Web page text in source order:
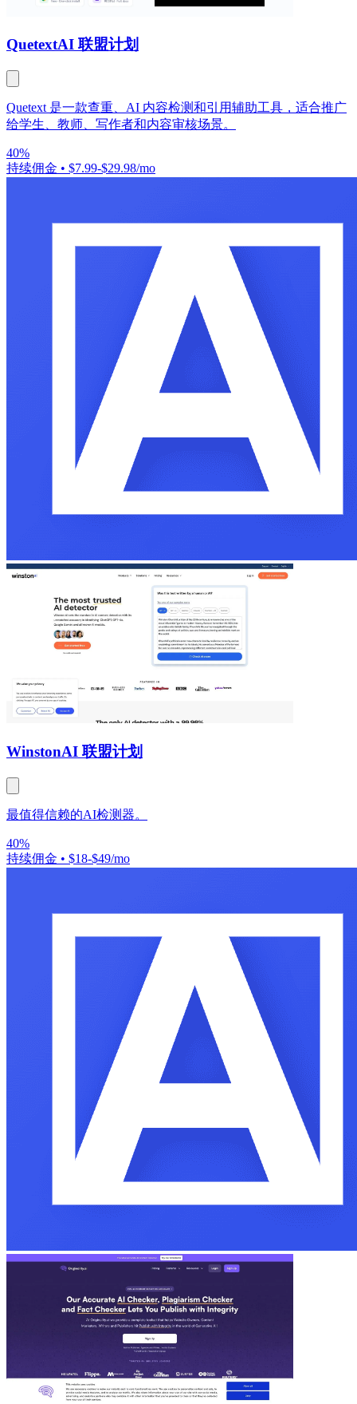
QuetextAI 联盟计划
Quetext 是一款查重、AI 内容检测和引用辅助工具，适合推广
给学生、教师、写作者和内容审核场景。
40%
持续佣金 • $7.99-$29.98/mo
WinstonAI 联盟计划
最值得信赖的AI检测器。
40%
持续佣金 • $18-$49/mo